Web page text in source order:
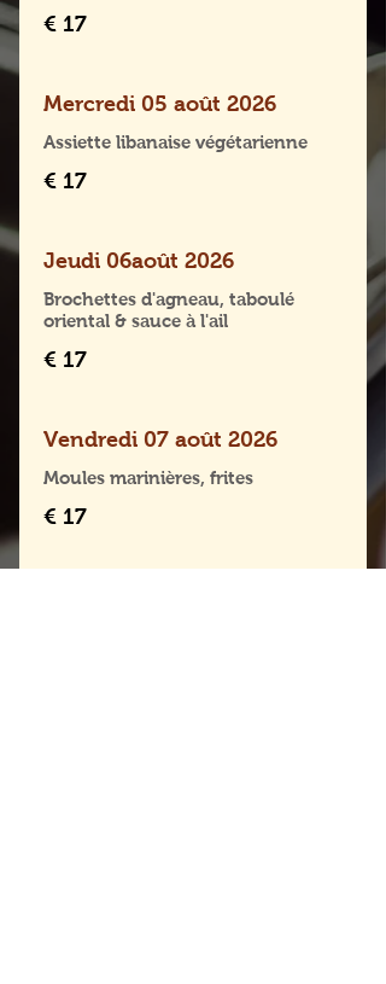
€ 17
Mercredi 05 août 2026
Assiette libanaise végétarienne
€ 17
Jeudi 06août 2026
Brochettes d'agneau, taboulé
oriental & sauce à l'ail
€ 17
Vendredi 07 août 2026
Moules marinières, frites
€ 17